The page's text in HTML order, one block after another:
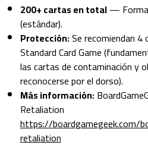
200+ cartas en total—
(estándar).
Protección:Se recomiendan 4
Standard Card Game
las cartas de contaminación y
reconocerse por el dorso).
Más información:
Retaliation
https://boardgamegeek.com/
retaliation